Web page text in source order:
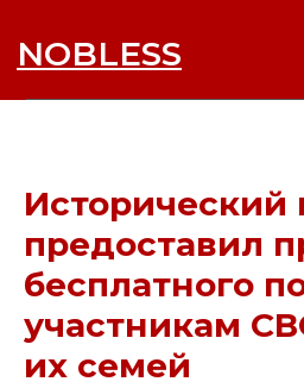
NOBLESS
Исторический
предоставил
бесплатного
участникам
их семей